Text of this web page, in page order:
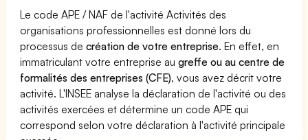
Le code APE / NAF de l'activité Activités des
organisations professionnelles est donné lors du
processus decréation de votre entreprise. En effet, en
immatriculant votre entreprise augreffe ou au centre de
formalités des entreprises (CFE), vous avez décrit votre
activité. L'INSEE analyse la déclaration de l'activité ou des
activités exercées et détermine un code APE qui
correspond selon votre déclaration à l'activité principale